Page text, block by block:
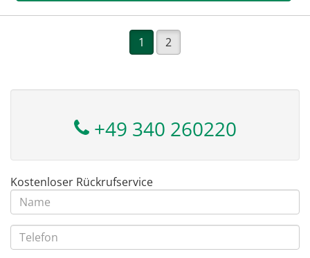
1 2
+49 340 260220
Kostenloser Rückrufservice